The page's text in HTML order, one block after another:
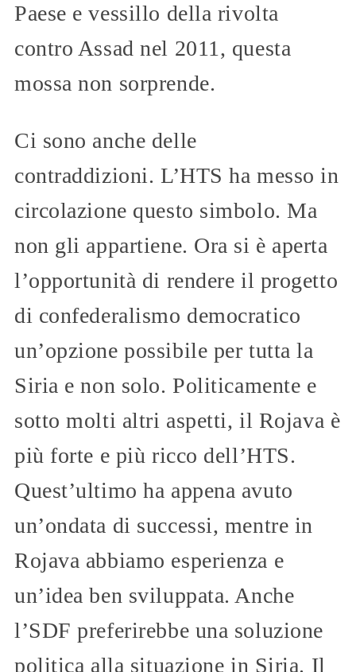
Paese e vessillo della rivolta
contro Assad nel 2011, questa
mossa non sorprende.
Ci sono anche delle
contraddizioni. L’HTS ha messo in
circolazione questo simbolo. Ma
non gli appartiene. Ora si è aperta
l’opportunità di rendere il progetto
di confederalismo democratico
un’opzione possibile per tutta la
Siria e non solo. Politicamente e
sotto molti altri aspetti, il Rojava è
più forte e più ricco dell’HTS.
Quest’ultimo ha appena avuto
un’ondata di successi, mentre in
Rojava abbiamo esperienza e
un’idea ben sviluppata. Anche
l’SDF preferirebbe una soluzione
politica alla situazione in Siria. Il